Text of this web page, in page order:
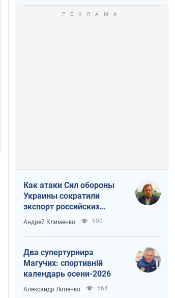
Как атаки Сил обороны
Украины сократили
экспорт российских
нефтепродуктов
Андрей Клименко 900
Два супертурнира
Магучих: спортивній
календарь осени-2026
Александр Липенко 564